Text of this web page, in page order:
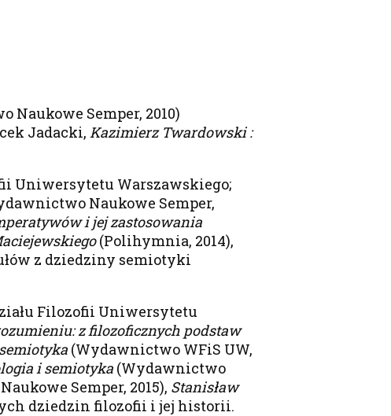
Naukowe Semper, 2010)
Jadacki, Kazimierz Twardowski :
Uniwersytetu Warszawskiego;
Naukowe Semper,
i jej zastosowania
(Polihymnia, 2014),
z dziedziny semiotyki
Filozofii Uniwersytetu
z filozoficznych podstaw
(Wydawnictwo WFiS UW,
i semiotyka(Wydawnictwo
Semper, 2015), Stanisław
dziedzin filozofii i jej historii.